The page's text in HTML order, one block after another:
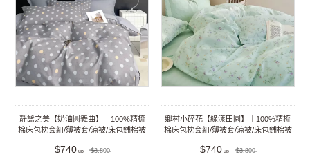
靜謐之美【奶油圓舞曲】｜100%精梳
棉床包枕套組/薄被套/涼被/床包鋪棉被
$740 $3,800
鄉村小碎花【綠漾田園】｜100%精梳
棉床包枕套組/薄被套/涼被/床包鋪棉被
$740 $3,800